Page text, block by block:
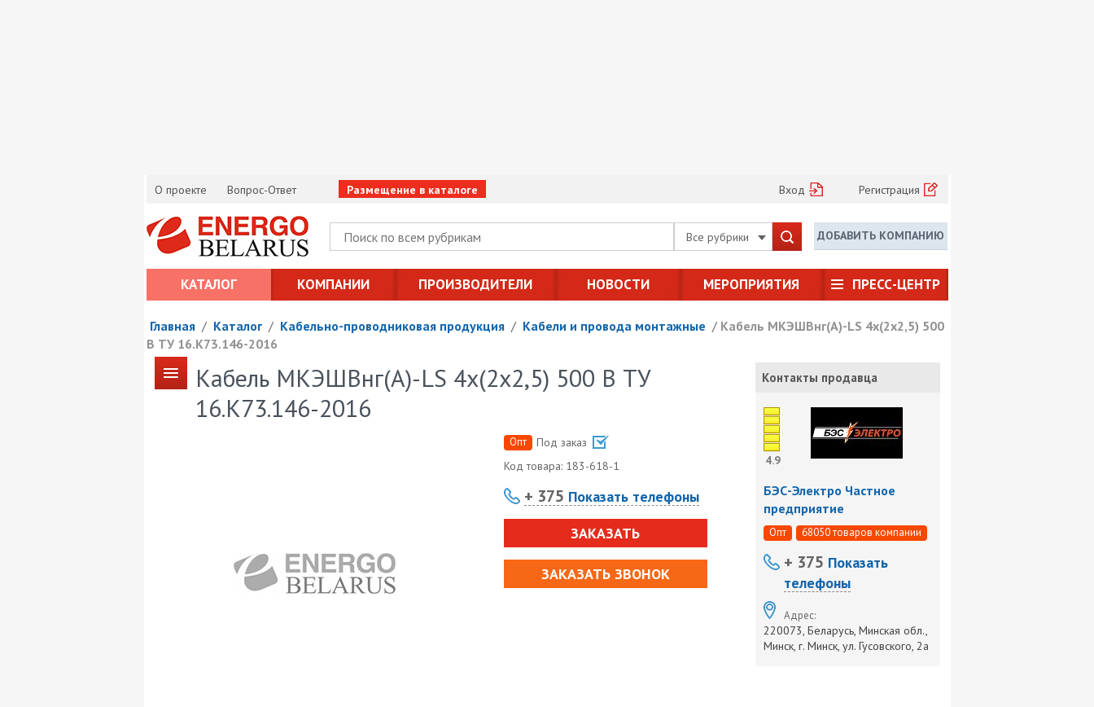
О проекте Вопрос-Ответ Размещение в каталоге Вход Регистрация
Все рубрики ДОБАВИТЬ КОМПАНИЮ
КАТАЛОГ КОМПАНИИ ПРОИЗВОДИТЕЛИ НОВОСТИ МЕРОПРИЯТИЯ ПРЕСС-ЦЕНТР
Главная / Каталог / Кабельно-проводниковая продукция / Кабели и провода монтажные / Кабель МКЭШВнг(А)-LS 4х(2х2,5) 500
В ТУ 16.К73.146-2016
Кабель МКЭШВнг(А)-LS 4х(2х2,5) 500 В ТУ
16.К73.146-2016
Опт
Под заказ
Код товара: 183-618-1
+ 375 Показать телефоны
ЗАКАЗАТЬ
ЗАКАЗАТЬ ЗВОНОК
Контакты продавца
4.9
БЭС-Электро Частное
предприятие
Опт 68050 товаров компании
+ 375 Показать
телефоны
Адрес:
220073, Беларусь, Минская обл.,
Минск, г. Минск, ул. Гусовского, 2а